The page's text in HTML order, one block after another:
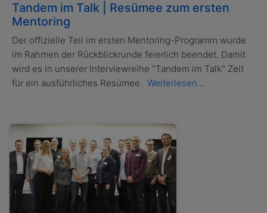
Tandem im Talk | Resümee zum ersten
Mentoring
Der offizielle Teil im ersten Mentoring-Programm wurde
im Rahmen der Rückblickrunde feierlich beendet. Damit
wird es in unserer Interviewreihe "Tandem im Talk" Zeit
für ein ausführliches Resümee. Weiterlesen...